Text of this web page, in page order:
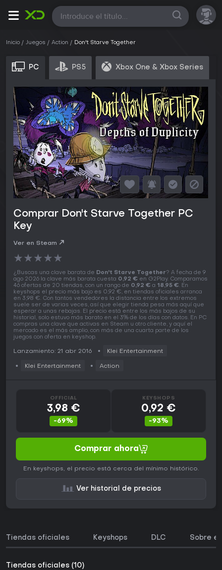
Todas
Inicio Juegos Action Don't Starve Together
PC PS5 Xbox One & Xbox Series
Comprar Don't Starve Together PC
Key
Ver en Steam
★★★★★
¿Buscas una clave barata de Don't Starve Together? A fecha de 9
ago 2026 la clave más barata cuesta 0,92 € en G2Play. Comparamos
46 ofertas de 20 tiendas, con un rango de 0,92 € a 18,95 €. En
keyshops el precio más bajo es 0,92 €, en tiendas oficiales arranca
en 3,98 €. Con tantos vendedores la distancia entre los extremos
suele ser de varias veces, así que elegir tienda pesa más aquí que
esperar a unas rebajas. El precio está entre los más bajos de su
historial, solo estuvo más barato en el 3% de los días con datos. En PC
compras una clave que activas en Steam u otro cliente, y aquí el
mercado es el más amplio, con más de una cuarta parte de los
juegos con oferta en keyshop.
Lanzamiento: 21 abr 2016 Klei Entertainment
Klei Entertainment Action
OFFICIAL
3,98 €
-69%
KEYSHOPS
0,92 €
-93%
Comprar ahora
En keyshops, el precio está cerca del mínimo histórico.
Ver historial de precios
Tiendas oficiales Keyshops DLC Sobre
Tiendas oficiales (10)